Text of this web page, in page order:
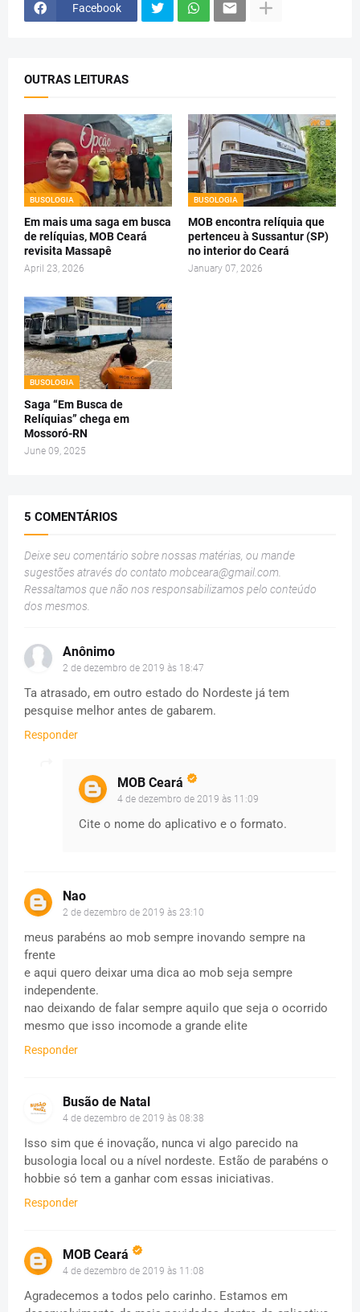
Facebook
OUTRAS LEITURAS
BUSOLOGIA
Em mais uma saga em busca
de relíquias, MOB Ceará
revisita Massapê
April 23, 2026
BUSOLOGIA
MOB encontra relíquia que
pertenceu à Sussantur (SP)
no interior do Ceará
January 07, 2026
BUSOLOGIA
Saga “Em Busca de
Relíquias” chega em
Mossoró-RN
June 09, 2025
5 COMENTÁRIOS
Deixe seu comentário sobre nossas matérias, ou mande
sugestões através do contato mobceara@gmail.com.
Ressaltamos que não nos responsabilizamos pelo conteúdo
dos mesmos.
Anônimo
2 de dezembro de 2019 às 18:47
Ta atrasado, em outro estado do Nordeste já tem
pesquise melhor antes de gabarem.
Responder
MOB Ceará
4 de dezembro de 2019 às 11:09
Cite o nome do aplicativo e o formato.
Nao
2 de dezembro de 2019 às 23:10
meus parabéns ao mob sempre inovando sempre na
frente
e aqui quero deixar uma dica ao mob seja sempre
independente.
nao deixando de falar sempre aquilo que seja o ocorrido
mesmo que isso incomode a grande elite
Responder
Busão de Natal
4 de dezembro de 2019 às 08:38
Isso sim que é inovação, nunca vi algo parecido na
busologia local ou a nível nordeste. Estão de parabéns o
hobbie só tem a ganhar com essas iniciativas.
Responder
MOB Ceará
4 de dezembro de 2019 às 11:08
Agradecemos a todos pelo carinho. Estamos em